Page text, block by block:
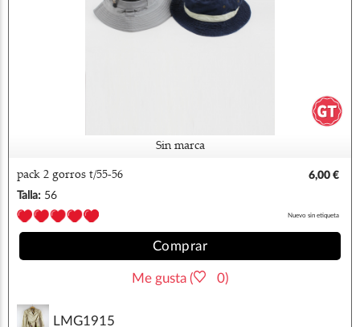
Sin marca
pack 2 gorros t/55-56
6,00 €
Talla: 56
Nuevo sin etiqueta
Comprar
Me gusta ( 0)
LMG1915